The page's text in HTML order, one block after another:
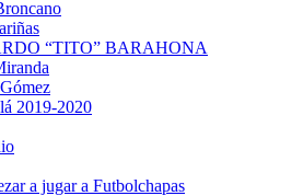
“TITO” BARAHONA
2019-2020
a jugar a Futbolchapas